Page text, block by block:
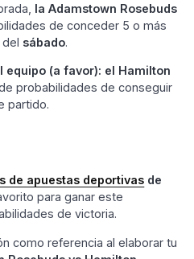
la Adamstown Rosebuds
de conceder 5 o más
sábado.
equipo (a favor): el Hamilton
probabilidades de conseguir
partido.
de apuestas deportivas de
para ganar este
de victoria.
como referencia al elaborar tu